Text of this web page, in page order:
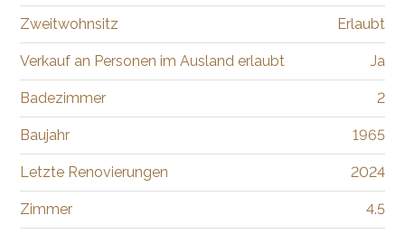
Zweitwohnsitz Erlaubt
Verkauf an Personen im Ausland erlaubt Ja
Badezimmer 2
Baujahr 1965
Letzte Renovierungen 2024
Zimmer 4.5